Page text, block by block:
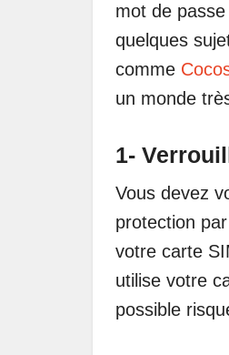
mot de
quelques
comme
un monde
1-
Vous devez
protection
votre carte
utilise votre
possible